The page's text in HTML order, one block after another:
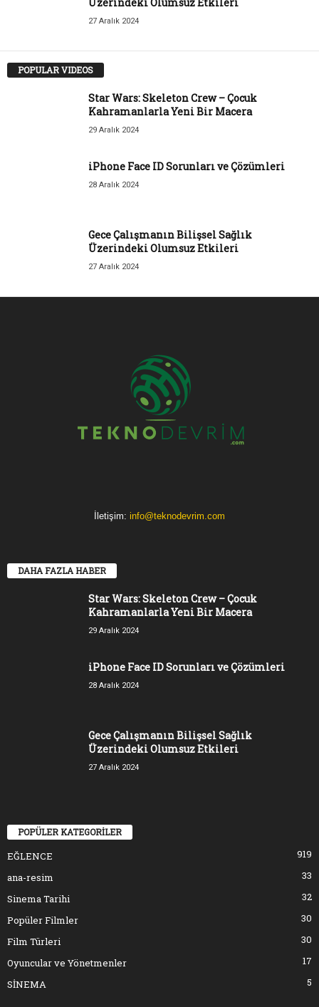
27 Aralık 2024
POPULAR VIDEOS
Star Wars: Skeleton Crew – Çocuk
Kahramanlarla Yeni Bir Macera
29 Aralık 2024
iPhone Face ID Sorunları ve Çözümleri
28 Aralık 2024
Gece Çalışmanın Bilişsel Sağlık
Üzerindeki Olumsuz Etkileri
27 Aralık 2024
İletişim: info@teknodevrim.com
DAHA FAZLA HABER
Star Wars: Skeleton Crew – Çocuk
Kahramanlarla Yeni Bir Macera
29 Aralık 2024
iPhone Face ID Sorunları ve Çözümleri
28 Aralık 2024
Gece Çalışmanın Bilişsel Sağlık
Üzerindeki Olumsuz Etkileri
27 Aralık 2024
POPÜLER KATEGORİLER
EĞLENCE
919
ana-resim
33
Sinema Tarihi
32
Popüler Filmler
30
Film Türleri
30
Oyuncular ve Yönetmenler
17
SİNEMA
5